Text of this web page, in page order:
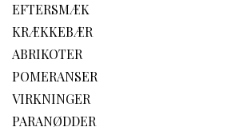
EFTERSMÆK
KRÆKKEBÆR
ABRIKOTER
POMERANSER
VIRKNINGER
PARANØDDER